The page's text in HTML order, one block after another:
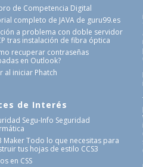
de Competencia Digital
completo de JAVA de guru99.es
a problema con doble servidor
tras instalación de fibra óptica
recuperar contraseñas
en Outlook?
al iniciar Phatch
de Interés
Segu-Info Seguridad
MakerTodo lo que necesitas para
tus hojas de estilo CCS3
en CSS